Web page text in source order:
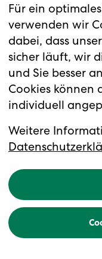
Für ein
verwenden wir
dabei, dass
sicher läuft, wir
und Sie besser
Cookies können
individuell
Weitere
2023